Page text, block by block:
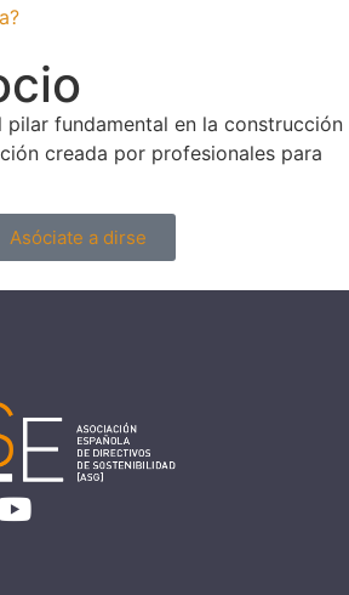
fundamental en la construcción
creada por profesionales para
Asóciate a dirse